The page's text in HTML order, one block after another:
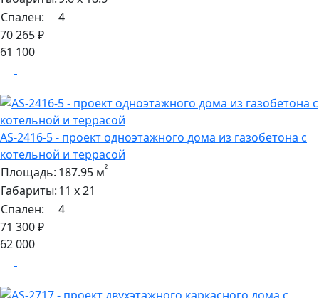
Спален:
4
70 265 ₽
61 100
AS-2416-5 - проект одноэтажного дома из газобетона с
котельной и террасой
Площадь: 187.95 м²
Габариты:11 х 21
Спален:
4
71 300 ₽
62 000